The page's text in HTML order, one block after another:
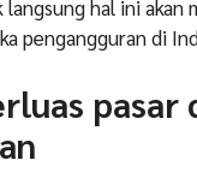
langsung hal ini akan
pengangguran di
pasar